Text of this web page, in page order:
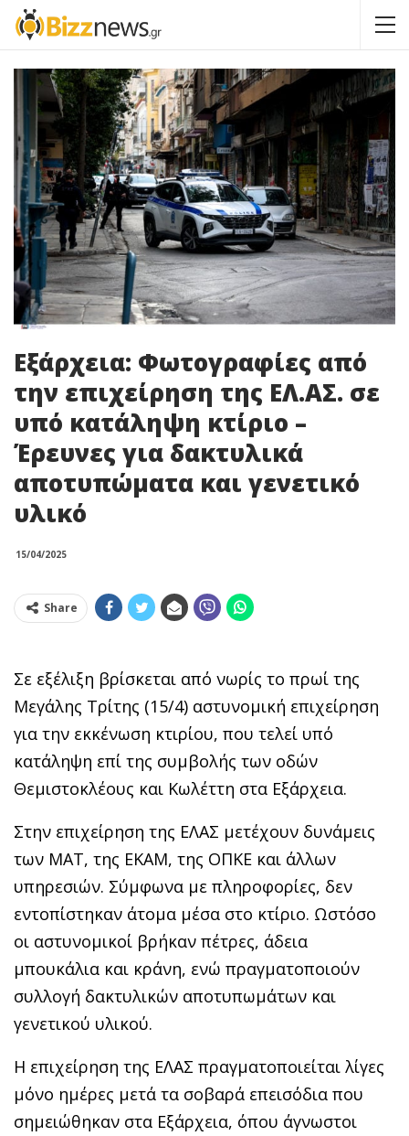
Εξάρχεια: Φωτογραφίες από
την επιχείρηση της ΕΛ.ΑΣ. σε
υπό κατάληψη κτίριο –
Έρευνες για δακτυλικά
αποτυπώματα και γενετικό
υλικό
15/04/2025
Share
Σε εξέλιξη βρίσκεται από νωρίς το πρωί της
Μεγάλης Τρίτης (15/4) αστυνομική επιχείρηση
για την εκκένωση κτιρίου, που τελεί υπό
κατάληψη επί της συμβολής των οδών
Θεμιστοκλέους και Κωλέττη στα Εξάρχεια.
Στην επιχείρηση της ΕΛΑΣ μετέχουν δυνάμεις
των ΜΑΤ, της ΕΚΑΜ, της ΟΠΚΕ και άλλων
υπηρεσιών. Σύμφωνα με πληροφορίες, δεν
εντοπίστηκαν άτομα μέσα στο κτίριο. Ωστόσο
οι αστυνομικοί βρήκαν πέτρες, άδεια
μπουκάλια και κράνη, ενώ πραγματοποιούν
συλλογή δακτυλικών αποτυπωμάτων και
γενετικού υλικού.
Η επιχείρηση της ΕΛΑΣ πραγματοποιείται λίγες
μόνο ημέρες μετά τα σοβαρά επεισόδια που
σημειώθηκαν στα Εξάρχεια, όπου άγνωστοι